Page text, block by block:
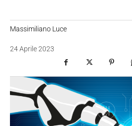
Massimiliano Luce
24 Aprile 2023